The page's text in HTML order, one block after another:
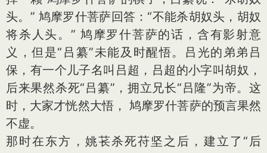
头。” 鸠摩罗什菩萨回答：“不能杀胡奴头，胡奴
将杀人头。” 鸠摩罗什菩萨的话，含有影射意
义，但是“吕纂”未能及时醒悟。吕光的弟弟吕
保，有一个儿子名叫吕超，吕超的小字叫胡奴，
后来果然杀死“吕纂”，拥立兄长“吕隆”为帝。这
时，大家才恍然大悟， 鸠摩罗什菩萨的预言果然
不虚。
那时在东方，姚苌杀死苻坚之后，建立了“后